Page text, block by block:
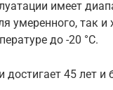
имеет
умеренного, так
до -20 °С.
достигает 45 лет